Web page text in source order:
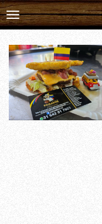
Ga
direct
de
hoofdinhoud